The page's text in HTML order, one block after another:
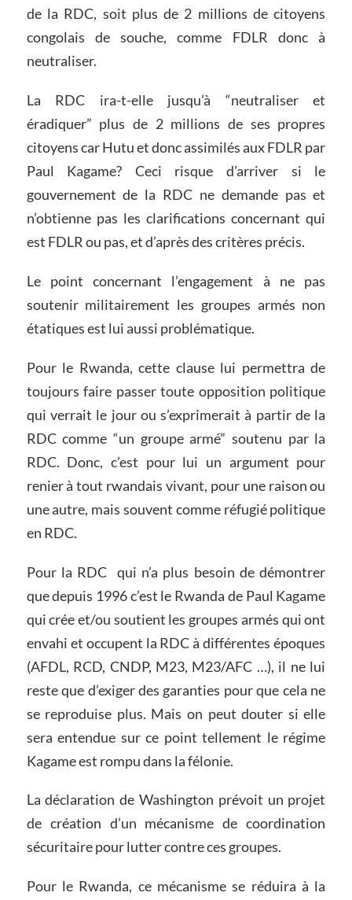
de la RDC, soit plus de 2 millions de citoyens
congolais de souche, comme FDLR donc à
neutraliser.
La RDC ira-t-elle jusqu’à “neutraliser et
éradiquer” plus de 2 millions de ses propres
citoyens car Hutu et donc assimilés aux FDLR par
Paul Kagame? Ceci risque d’arriver si le
gouvernement de la RDC ne demande pas et
n’obtienne pas les clarifications concernant qui
est FDLR ou pas, et d’après des critères précis.
Le point concernant l’engagement à ne pas
soutenir militairement les groupes armés non
étatiques est lui aussi problématique.
Pour le Rwanda, cette clause lui permettra de
toujours faire passer toute opposition politique
qui verrait le jour ou s’exprimerait à partir de la
RDC comme “un groupe armé” soutenu par la
RDC. Donc, c’est pour lui un argument pour
renier à tout rwandais vivant, pour une raison ou
une autre, mais souvent comme réfugié politique
en RDC.
Pour la RDC qui n’a plus besoin de démontrer
que depuis 1996 c’est le Rwanda de Paul Kagame
qui crée et/ou soutient les groupes armés qui ont
envahi et occupent la RDC à différentes époques
(AFDL, RCD, CNDP, M23, M23/AFC …), il ne lui
reste que d’exiger des garanties pour que cela ne
se reproduise plus. Mais on peut douter si elle
sera entendue sur ce point tellement le régime
Kagame est rompu dans la félonie.
La déclaration de Washington prévoit un projet
de création d’un mécanisme de coordination
sécuritaire pour lutter contre ces groupes.
Pour le Rwanda, ce mécanisme se réduira à la